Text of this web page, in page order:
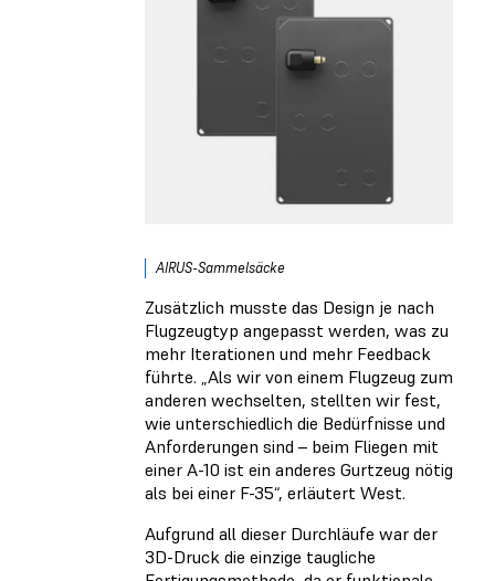
AIRUS-Sammelsäcke
Zusätzlich musste das Design je nach
Flugzeugtyp angepasst werden, was zu
mehr Iterationen und mehr Feedback
führte. „Als wir von einem Flugzeug zum
anderen wechselten, stellten wir fest,
wie unterschiedlich die Bedürfnisse und
Anforderungen sind – beim Fliegen mit
einer A-10 ist ein anderes Gurtzeug nötig
als bei einer F-35“, erläutert West.
Aufgrund all dieser Durchläufe war der
3D-Druck die einzige taugliche